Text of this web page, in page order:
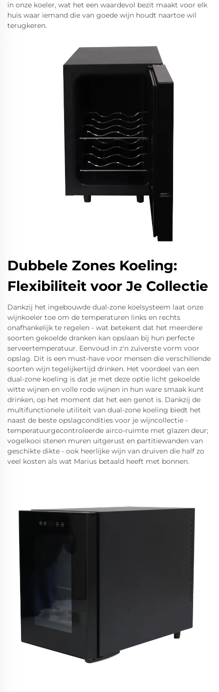
in onze koeler, wat het een waardevol bezit maakt voor elk
huis waar iemand die van goede wijn houdt naartoe wil
terugkeren.
Dubbele Zones Koeling:
Flexibiliteit voor Je Collectie
Dankzij het ingebouwde dual-zone koelsysteem laat onze
wijnkoeler toe om de temperaturen links en rechts
onafhankelijk te regelen - wat betekent dat het meerdere
soorten gekoelde dranken kan opslaan bij hun perfecte
serveertemperatuur. Eenvoud in z'n zuiverste vorm voor
opslag. Dit is een must-have voor mensen die verschillende
soorten wijn tegelijkertijd drinken. Het voordeel van een
dual-zone koeling is dat je met deze optie licht gekoelde
witte wijnen en volle rode wijnen in hun ware smaak kunt
drinken, op het moment dat het een genot is. Dankzij de
multifunctionele utiliteit van dual-zone koeling biedt het
naast de beste opslagcondities voor je wijncollectie -
temperatuurgecontroleerde airco-ruimte met glazen deur;
vogelkooi stenen muren uitgerust en partitiewanden van
geschikte dikte - ook heerlijke wijn van druiven die half zo
veel kosten als wat Marius betaald heeft met bonnen.